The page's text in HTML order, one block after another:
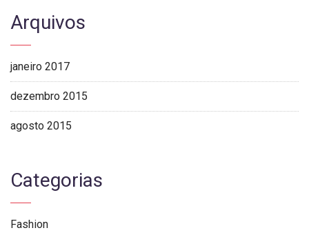
Arquivos
janeiro 2017
dezembro 2015
agosto 2015
Categorias
Fashion